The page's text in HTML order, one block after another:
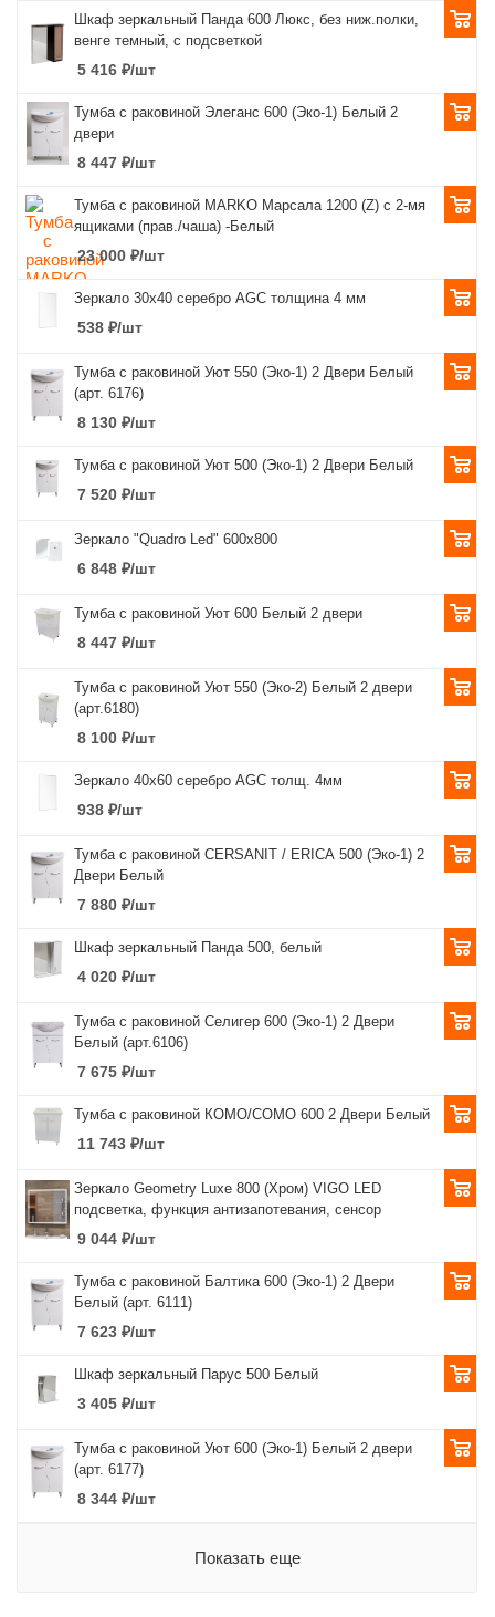
Шкаф зеркальный Панда 600 Люкс, без ниж.полки,
венге темный, с подсветкой
5 416 ₽/шт
Тумба с раковиной Элеганс 600 (Эко-1) Белый 2
двери
8 447 ₽/шт
Тумба с раковиной MARKO Марсала 1200 (Z) с 2-мя
ящиками (прав./чаша) -Белый
23 000 ₽/шт
Зеркало 30х40 серебро AGC толщина 4 мм
538 ₽/шт
Тумба с раковиной Уют 550 (Эко-1) 2 Двери Белый
(арт. 6176)
8 130 ₽/шт
Тумба с раковиной Уют 500 (Эко-1) 2 Двери Белый
7 520 ₽/шт
Зеркало "Quadro Led" 600х800
6 848 ₽/шт
Тумба с раковиной Уют 600 Белый 2 двери
8 447 ₽/шт
Тумба с раковиной Уют 550 (Эко-2) Белый 2 двери
(арт.6180)
8 100 ₽/шт
Зеркало 40х60 серебро AGC толщ. 4мм
938 ₽/шт
Тумба с раковиной CERSANIT / ERICA 500 (Эко-1) 2
Двери Белый
7 880 ₽/шт
Шкаф зеркальный Панда 500, белый
4 020 ₽/шт
Тумба с раковиной Селигер 600 (Эко-1) 2 Двери
Белый (арт.6106)
7 675 ₽/шт
Тумба с раковиной КОМО/СОМО 600 2 Двери Белый
11 743 ₽/шт
Зеркало Geometry Luxe 800 (Хром) VIGO LED
подсветка, функция антизапотевания, сенсор
9 044 ₽/шт
Тумба с раковиной Балтика 600 (Эко-1) 2 Двери
Белый (арт. 6111)
7 623 ₽/шт
Шкаф зеркальный Парус 500 Белый
3 405 ₽/шт
Тумба с раковиной Уют 600 (Эко-1) Белый 2 двери
(арт. 6177)
8 344 ₽/шт
Показать еще